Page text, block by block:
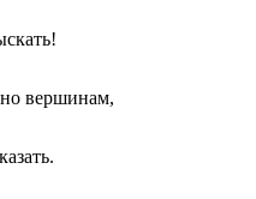
вершинам,